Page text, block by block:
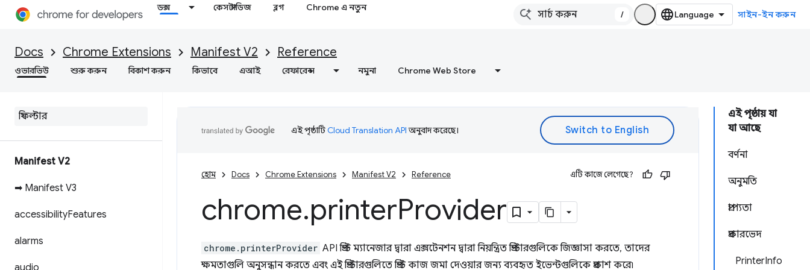
ডক্স কেস স্টাডিজ ব্লগ Chrome এ নতুন
/ সাইন-ইন করুন
Docs Chrome Extensions Manifest V2 Reference
ওভারভিউ শুরু করুন বিকাশ করুন কিভাবে এআই রেফারেন্স নমুনা Chrome Web Store
Manifest V2
➡ Manifest V3
accessibilityFeatures
alarms
audio
এই পৃষ্ঠায় যা
যা আছে
বর্ণনা
অনুমতি
প্রাপ্যতা
প্রকারভেদ
PrinterInfo
এই পৃষ্ঠাটিCloud Translation APIঅনুবাদ করেছে।
হোম Docs Chrome Extensions Manifest V2 Reference এটি কাজে লেগেছে?
chrome.printerProvider
chrome.printerProvider API প্রিন্ট ম্যানেজার দ্বারা এক্সটেনশন দ্বারা নিয়ন্ত্রিত প্রিন্টারগুলিকে জিজ্ঞাসা করতে, তাদের
ক্ষমতাগুলি অনুসন্ধান করতে এবং এই প্রিন্টারগুলিতে প্রিন্ট কাজ জমা দেওয়ার জন্য ব্যবহৃত ইভেন্টগুলিকে প্রকাশ করে৷